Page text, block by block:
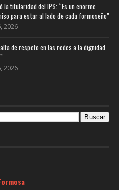
la titularidad del IPS: “Es un enorme
para estar al lado de cada formoseño”
2026
de respeto en las redes a la dignidad
2026